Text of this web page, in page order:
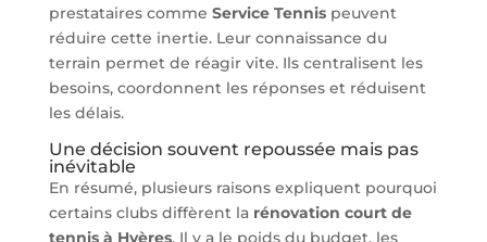
prestataires comme Service Tennispeuvent
réduire cette inertie. Leur connaissance du
terrain permet de réagir vite. Ils centralisent les
besoins, coordonnent les réponses et réduisent
les délais.
Une décision souvent repoussée mais pas
inévitable
En résumé, plusieurs raisons expliquent pourquoi
certains clubs diffèrent la rénovation court de
tennis à Hyères. Il y a le poids du budget, les